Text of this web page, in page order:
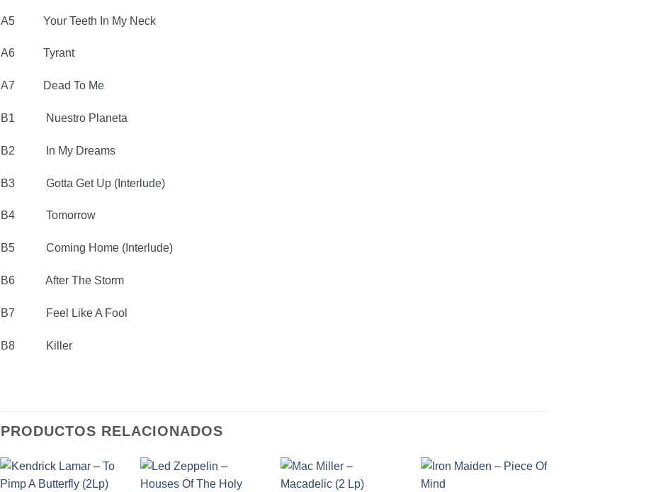
A5 Your Teeth In My Neck
A6 Tyrant
A7 Dead To Me
B1 Nuestro Planeta
B2 In My Dreams
B3 Gotta Get Up (Interlude)
B4 Tomorrow
B5 Coming Home (Interlude)
B6 After The Storm
B7 Feel Like A Fool
B8 Killer
PRODUCTOS RELACIONADOS